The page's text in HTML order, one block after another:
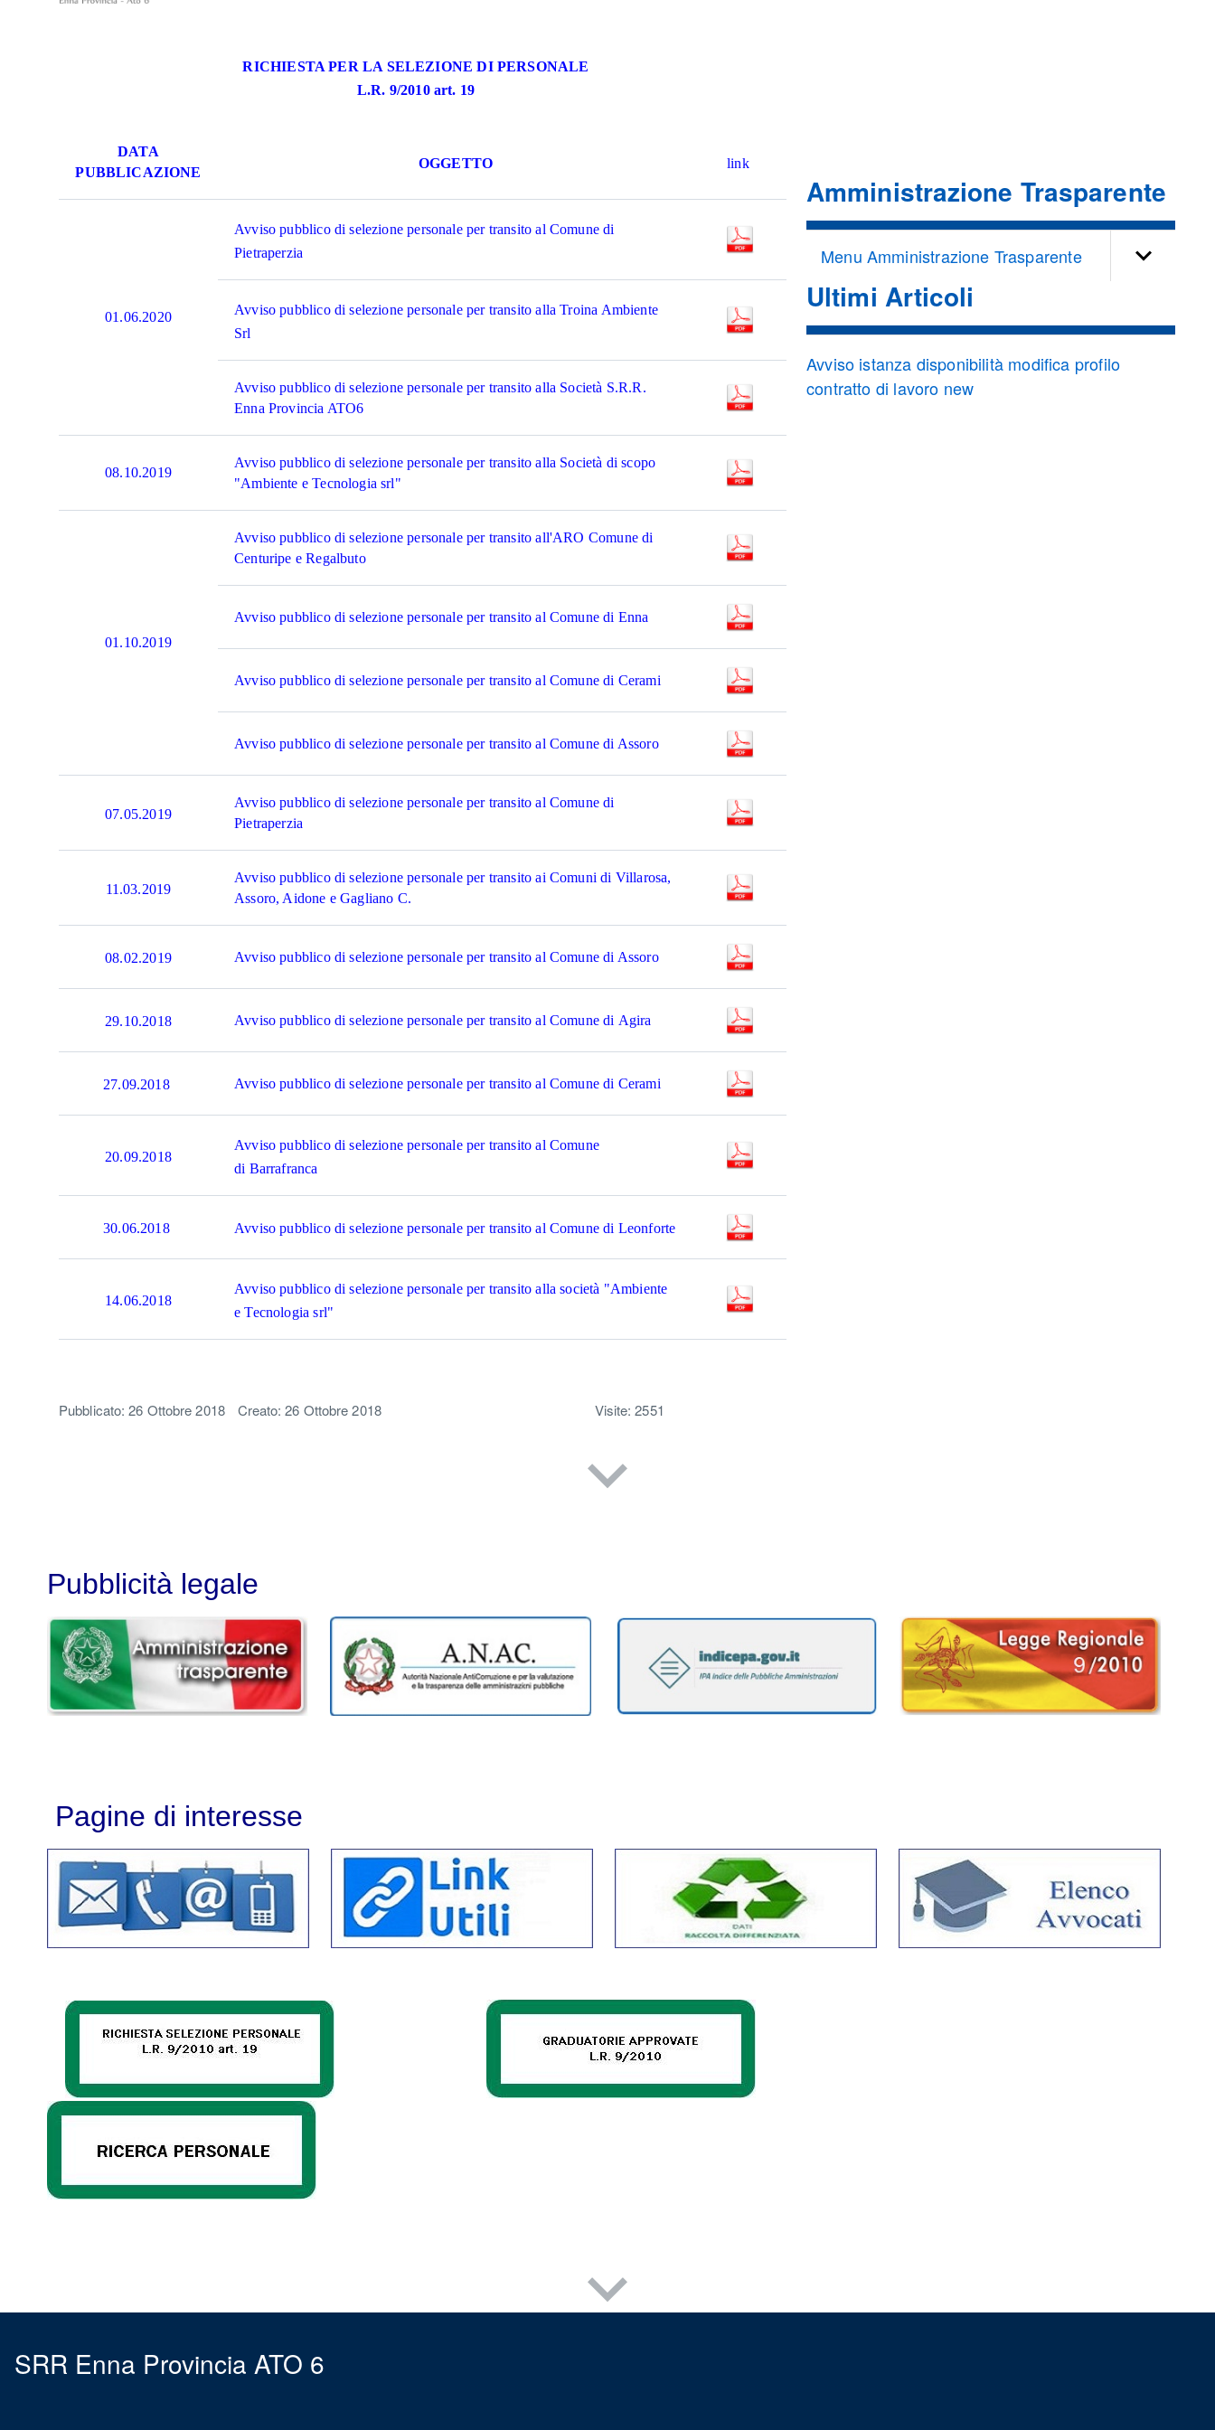
RICHIESTA PER LA SELEZIONE DI PERSONALE
L.R. 9/2010 art. 19
DATA
PUBBLICAZIONE
OGGETTO link
01.06.2020
Avviso pubblico di selezione personale per transito al Comune di
Pietraperzia
Avviso pubblico di selezione personale per transito alla Troina Ambiente
Srl
Avviso pubblico di selezione personale per transito alla Società S.R.R.
Enna Provincia ATO6
08.10.2019
Avviso pubblico di selezione personale per transito alla Società di scopo
"Ambiente e Tecnologia srl"
01.10.2019
Avviso pubblico di selezione personale per transito all'ARO Comune di
Centuripe e Regalbuto
Avviso pubblico di selezione personale per transito al Comune di Enna
Avviso pubblico di selezione personale per transito al Comune di Cerami
Avviso pubblico di selezione personale per transito al Comune di Assoro
07.05.2019
Avviso pubblico di selezione personale per transito al Comune di
Pietraperzia
11.03.2019
Avviso pubblico di selezione personale per transito ai Comuni di Villarosa,
Assoro, Aidone e Gagliano C.
08.02.2019 Avviso pubblico di selezione personale per transito al Comune di Assoro
29.10.2018 Avviso pubblico di selezione personale per transito al Comune di Agira
27.09.2018 Avviso pubblico di selezione personale per transito al Comune di Cerami
20.09.2018
Avviso pubblico di selezione personale per transito al Comune
di Barrafranca
30.06.2018 Avviso pubblico di selezione personale per transito al Comune di Leonforte
14.06.2018
Avviso pubblico di selezione personale per transito alla società "Ambiente
e Tecnologia srl"
Pubblicato: 26 Ottobre 2018 Creato: 26 Ottobre 2018 Visite: 2551
Amministrazione Trasparente
Menu Amministrazione Trasparente
Ultimi Articoli
Avviso istanza disponibilità modifica profilo
contratto di lavoro new
Pubblicità legale
Pagine di interesse
SRR Enna Provincia ATO 6